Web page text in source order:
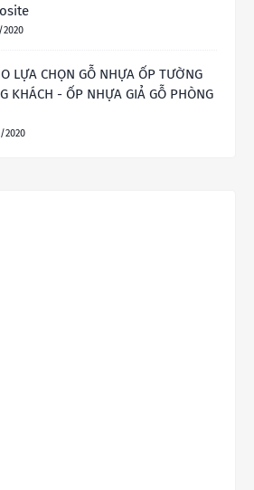
LỰA CHỌN GỖ NHỰA ỐP TƯỜNG
KHÁCH - ỐP NHỰA GIẢ GỖ PHÒNG
2020